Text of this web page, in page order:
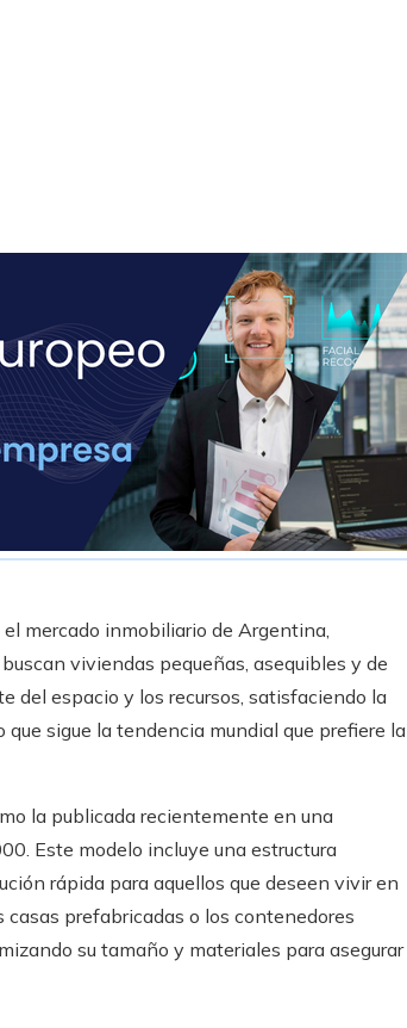
mercado inmobiliario de Argentina,
viviendas pequeñas, asequibles y de
del espacio y los recursos, satisfaciendo la
sigue la tendencia mundial que prefiere la
la publicada recientemente en una
Este modelo incluye una estructura
rápida para aquellos que deseen vivir en
prefabricadas o los contenedores
su tamaño y materiales para asegurar